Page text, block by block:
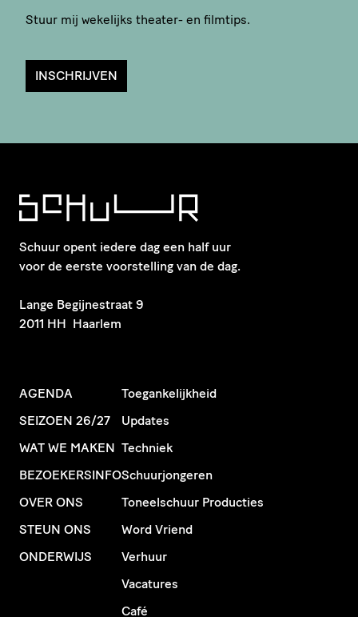
Stuur mij wekelijks theater- en filmtips.
INSCHRIJVEN
Schuur opent iedere dag een half uur
voor de eerste voorstelling van de dag.
​Lange Begijnestraat 9
2011 HH Haarlem
AGENDA
SEIZOEN 26/27
WAT WE MAKEN
BEZOEKERSINFO
OVER ONS
STEUN ONS
ONDERWIJS
Toegankelijkheid
Updates
Techniek
Schuurjongeren
Toneelschuur Producties
Word Vriend
Verhuur
Vacatures
Café